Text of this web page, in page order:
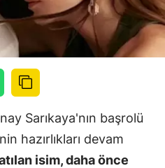
Sarıkaya'nın başrolü
hazırlıkları devam
isim, daha önce